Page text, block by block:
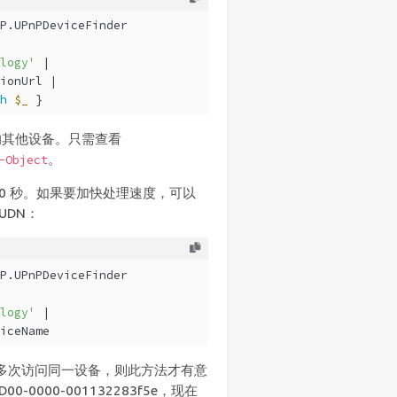
|
|
$_ }
他设备。只需查看
Object。
秒。如果要加快处理速度，可以
：
|
次访问同一设备，则此方法才有意
0000-001132283f5e，现在